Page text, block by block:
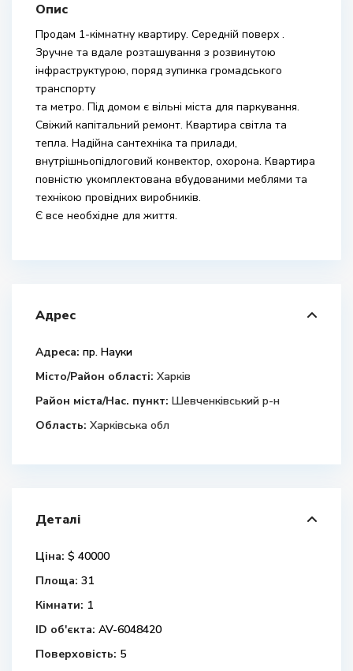
Опис
Продам 1-кімнатну квартиру. Середній поверх .
Зручне та вдале розташування з розвинутою
інфраструктурою, поряд зупинка громадського
транспорту
та метро. Під домом є вільні міста для паркування.
Свіжий капітальний ремонт. Квартира світла та
тепла. Надійна сантехніка та прилади,
внутрішньопідлоговий конвектор, охорона. Квартира
повністю укомплектована вбудованими меблями та
технікою провідних виробників.
Є все необхідне для життя.
Адрес
Адреса: пр. Науки
Місто/Район області: Харків
Район міста/Нас. пункт: Шевченківський р-н
Область: Харківська обл
Деталі
Ціна: $ 40000
Площа: 31
Кімнати: 1
ID об'єкта: AV-6048420
Поверховість: 5